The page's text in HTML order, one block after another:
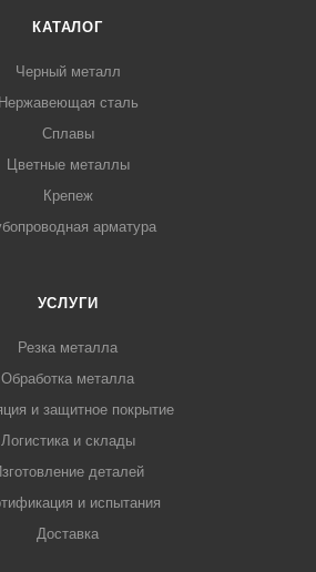
КАТАЛОГ
Черный металл
Нержавеющая сталь
Сплавы
Цветные металлы
Крепеж
арматура
УСЛУГИ
Резка металла
Обработка металла
и защитное покрытие
Логистика и склады
деталей
и испытания
Доставка